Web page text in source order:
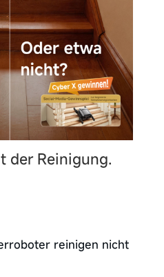
der Reinigung.
reinigen nicht